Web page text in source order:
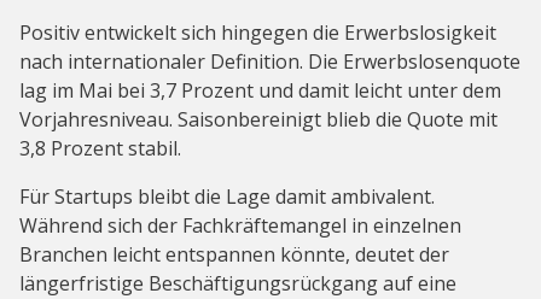
Positiv entwickelt sich hingegen die Erwerbslosigkeit
nach internationaler Definition. Die Erwerbslosenquote
lag im Mai bei 3,7 Prozent und damit leicht unter dem
Vorjahresniveau. Saisonbereinigt blieb die Quote mit
3,8 Prozent stabil.
Für Startups bleibt die Lage damit ambivalent.
Während sich der Fachkräftemangel in einzelnen
Branchen leicht entspannen könnte, deutet der
längerfristige Beschäftigungsrückgang auf eine